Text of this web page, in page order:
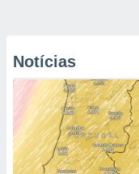
Notícias